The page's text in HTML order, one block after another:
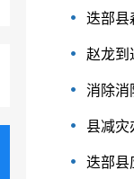
迭部县
赵龙到
消除消
县减灾
迭部县